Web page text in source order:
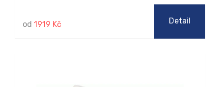
od 1919 Kč Detail